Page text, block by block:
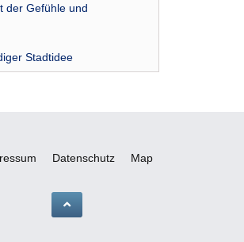
der Gefühle und
Stadtidee
Datenschutz Map